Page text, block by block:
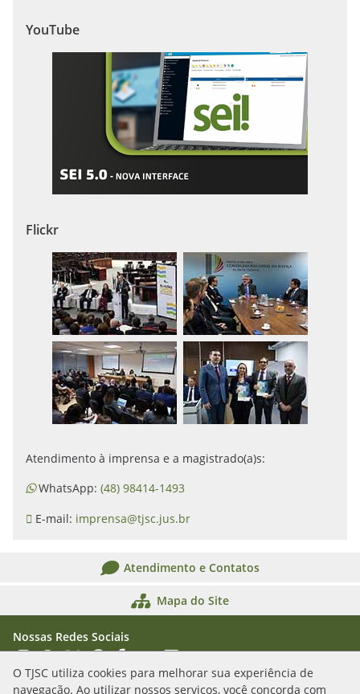
O TJSC utiliza cookies para melhorar sua experiência de
navegação. Ao utilizar nossos serviços, você concorda com
YouTube
Flickr
Atendimento à imprensa e a magistrado(a)s:
WhatsApp: (48) 98414-1493
E-mail: imprensa@tjsc.jus.br
Atendimento e Contatos
Mapa do Site
Nossas Redes Sociais
Acessar Instagram
Acessar WhatsApp
Acessar XAcessar Threads
Acessar Facebook
Acessar YouTube
Acessar Flickr
Acessar SoundCloud